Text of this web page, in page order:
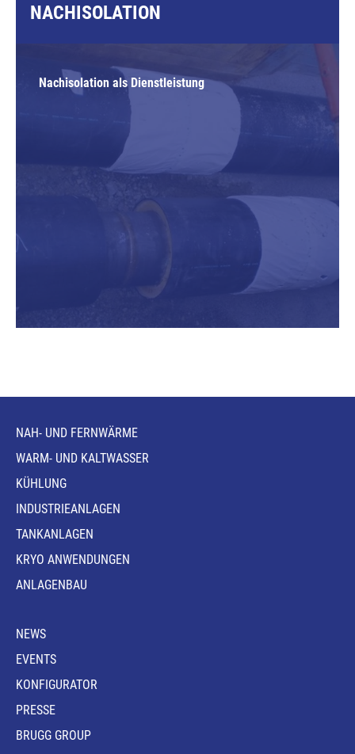
NACHISOLATION
Nachisolation als Dienstleistung
NAH- UND FERNWÄRME
WARM- UND KALTWASSER
KÜHLUNG
INDUSTRIEANLAGEN
TANKANLAGEN
KRYO ANWENDUNGEN
ANLAGENBAU
NEWS
EVENTS
KONFIGURATOR
PRESSE
BRUGG GROUP